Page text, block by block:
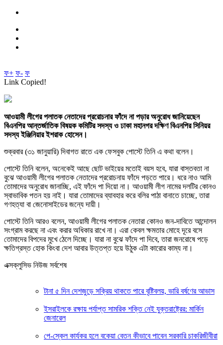
ফ+ ফ- ফ
Link Copied!
আওয়ামী লীগের পলাতক নেতাদের প্ররোচনার ফাঁদে না পড়ার অনুরোধ জানিয়েছেন
বিএনপির আন্তর্জাতিক বিষয়ক কমিটির সদস্য ও ঢাকা মহানগর দক্ষিণ বিএনপির সিনিয়র
সদস্য ইঞ্জিনিয়ার ইশরাক হোসেন।
শুক্রবার (৩১ জানুয়ারি) দিবাগত রাতে এক ফেসবুক পোস্টে তিনি এ কথা বলেন।
পোস্টে তিনি বলেন, অনেকেই আছে ছোট ভাইয়ের মতোই বয়স হবে, যারা বাস্তবতা না
বুঝে আওয়ামী লীগের পলাতক নেতাদের প্ররোচনায় ফাঁদে পড়তে পারে। ধরে নাও আমি
তোমাদের অনুরোধ জানাচ্ছি, এই ফাঁদে পা দিয়ো না। আওয়ামী লীগ নামের দলটির কোনও
স্বাভাবিক পতন হয় নাই। যারা তোমাদের ব্যাবহার করে বলির পাঠা বানাতে চাচ্ছে, তারা
গণহত্যা বা জেনোসাইডের জন্যে দায়ী।
পোস্টে তিনি আরও বলেন, আওয়ামী লীগের পলাতক নেতারা কোনও জন-দাবিতে আন্দোলন
সংগ্রাম করছে না এবং করার অধিকার রাখে না। এরা কেবল ক্ষমতার মোহে দূরে বসে
তোমাদের বিপদের মুখে ঠেলে দিচ্ছে। যারা না বুঝে ফাঁদে পা দিবে, তারা জনরোষে পড়ে
ক্ষতিগ্রস্ত হোক কিংবা দেশ আবার উত্তপ্ত হয়ে উঠুক এটা কারোর কাম্য না।
এক্সক্লুসিভ নিউজ সর্বশেষ
টানা ৫ দিন দেশজুড়ে সক্রিয় থাকতে পারে বৃষ্টিবলয়, ভারি বর্ষণের আভাস
ইসরাইলকে রক্ষায় পর্যাপ্ত সামরিক শক্তি নেই যুক্তরাষ্ট্রের: মার্কিন
জেনারেল
পে-স্কেল কার্যকর হলে বকেয়া বেতন কীভাবে পাবেন সরকারি চাকরিজীবীরা